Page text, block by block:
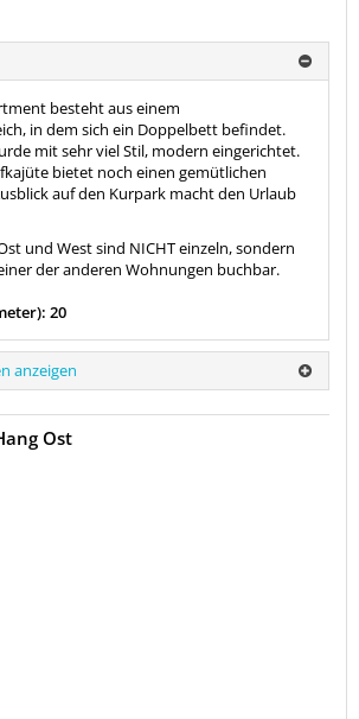
besteht aus einem
in dem sich ein Doppelbett befindet.
mit sehr viel Stil, modern eingerichtet.
bietet noch einen gemütlichen
auf den Kurpark macht den Urlaub
und West sind NICHT einzeln, sondern
der anderen Wohnungen buchbar.
20
anzeigen
Ost